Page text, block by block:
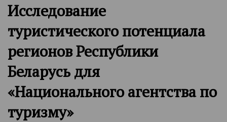
Исследование
туристического потенциала
регионов Республики
Беларусь для
«Национального агентства по
туризму»